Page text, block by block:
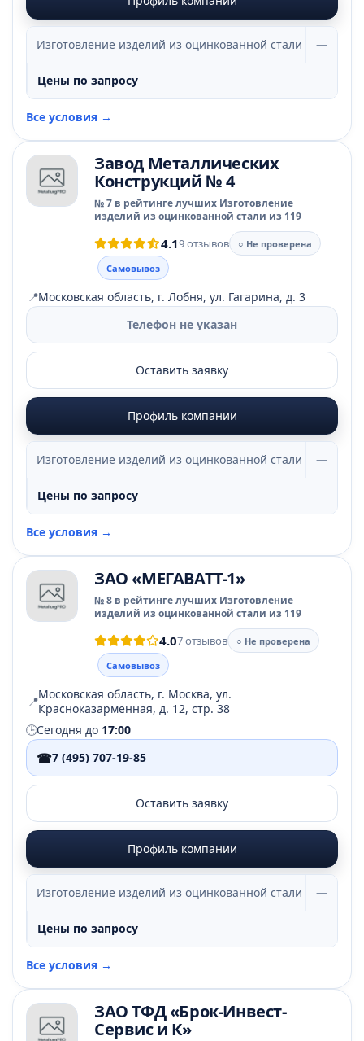
Изготовление изделий из оцинкованной стали —
Цены по запросу
Все условия →
Завод Металлических
Конструкций № 4
№ 7 в рейтинге лучших Изготовление
изделий из оцинкованной стали из 119
4.19 отзывов
○ Не проверена
Самовывоз
📍Московская область, г. Лобня, ул. Гагарина, д. 3
Телефон не указан
Оставить заявку
Профиль компании
Изготовление изделий из оцинкованной стали —
Цены по запросу
Все условия →
ЗАО «МЕГАВАТТ-1»
№ 8 в рейтинге лучших Изготовление
изделий из оцинкованной стали из 119
4.07 отзывов
○ Не проверена
Самовывоз
📍Московская область, г. Москва, ул.
Красноказарменная, д. 12, стр. 38
🕒Сегодня до 17:00
☎7 (495) 707-19-85
Оставить заявку
Профиль компании
Изготовление изделий из оцинкованной стали —
Цены по запросу
Все условия →
ЗАО ТФД «Брок-Инвест-
Сервис и К»